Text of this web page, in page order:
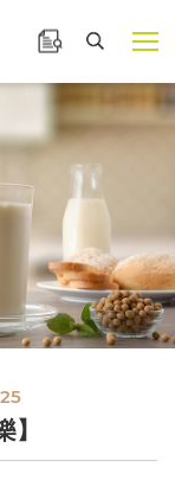
樂】
產品諮詢
搜尋
展開